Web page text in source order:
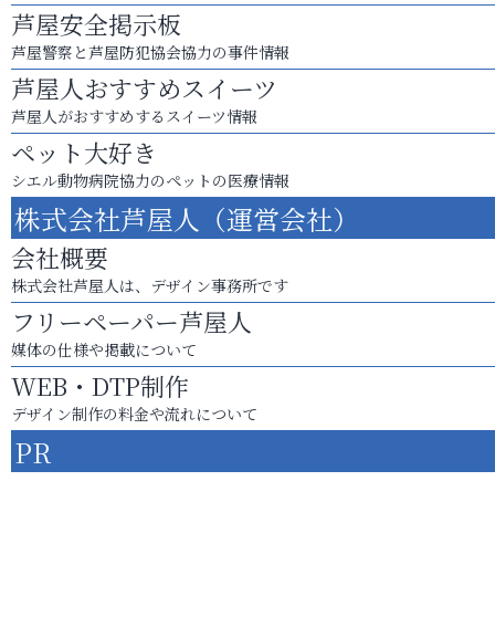
芦屋安全掲示板
芦屋警察と芦屋防犯協会協力の事件情報
芦屋人おすすめスイーツ
芦屋人がおすすめするスイーツ情報
ペット大好き
シエル動物病院協力のペットの医療情報
株式会社芦屋人（運営会社）
会社概要
株式会社芦屋人は、デザイン事務所です
フリーペーパー芦屋人
媒体の仕様や掲載について
WEB・DTP制作
デザイン制作の料金や流れについて
PR